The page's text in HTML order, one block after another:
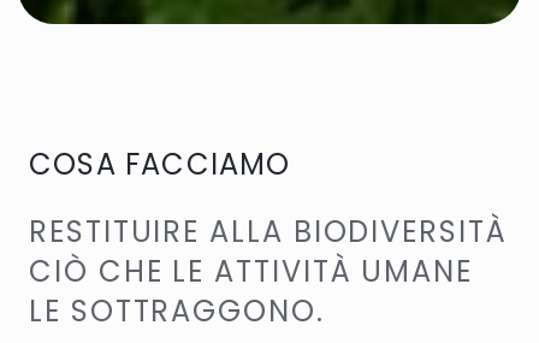
COSA FACCIAMO
RESTITUIRE ALLA BIODIVERSITÀ
CIÒ CHE LE ATTIVITÀ UMANE
LE SOTTRAGGONO.